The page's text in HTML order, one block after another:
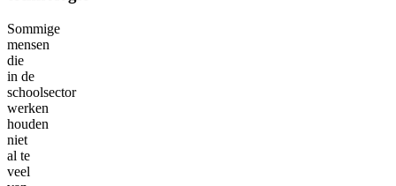
Sommige
mensen
die
in de
schoolsector
werken
houden
niet
al te
veel